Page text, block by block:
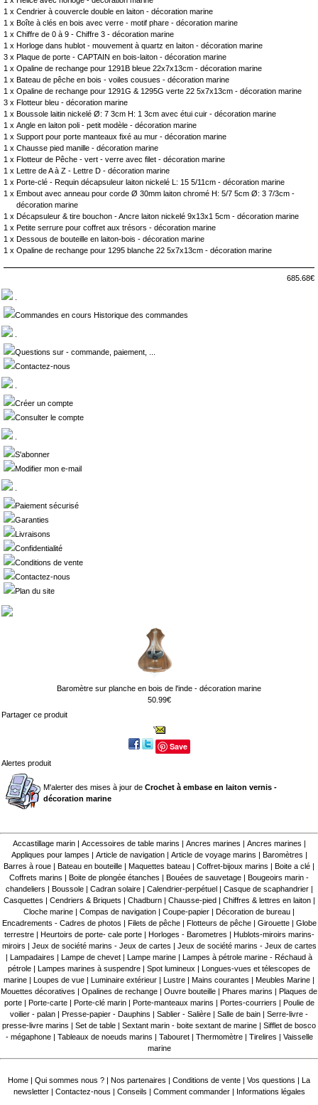
1 x Cendrier à couvercle double en laiton - décoration marine
1 x Boîte à clés en bois avec verre - motif phare - décoration marine
1 x Chiffre de 0 à 9 - Chiffre 3 - décoration marine
1 x Horloge dans hublot - mouvement à quartz en laiton - décoration marine
3 x Plaque de porte - CAPTAIN en bois-laiton - décoration marine
1 x Opaline de rechange pour 1291B bleue 22x7x13cm - décoration marine
1 x Bateau de pêche en bois - voiles cousues - décoration marine
1 x Opaline de rechange pour 1291G & 1295G verte 22 5x7x13cm - décoration marine
3 x Flotteur bleu - décoration marine
1 x Boussole laitin nickelé Ø: 7 3cm H: 1 3cm avec étui cuir - décoration marine
1 x Angle en laiton poli - petit modèle - décoration marine
1 x Support pour porte manteaux fixé au mur - décoration marine
1 x Chausse pied manille - décoration marine
1 x Flotteur de Pêche - vert - verre avec filet - décoration marine
1 x
Lettre de A à Z - Lettre D - décoration marine
1 x Porte-clé - Requin décapsuleur laiton nickelé L: 15 5/11cm - décoration marine
1 x Embout avec anneau pour corde Ø 30mm laiton chromé H: 5/7 5cm Ø: 3 7/3cm -
décoration marine
1 x Décapsuleur & tire bouchon - Ancre laiton nickelé 9x13x1 5cm - décoration marine
1 x Petite serrure pour coffret aux trésors - décoration marine
1 x Dessous de bouteille en laiton-bois - décoration marine
1 x Opaline de rechange pour 1295 blanche 22 5x7x13cm - décoration marine
685.68€
Commandes en cours Historique des commandes
Questions sur - commande, paiement, ...
Contactez-nous
Créer un compte
Consulter le compte
S'abonner
Modifier mon e-mail
Paiement sécurisé
Garanties
Livraisons
Confidentialité
Conditions de vente
Contactez-nous
Plan du site
Baromètre sur planche en bois de l'inde - décoration marine
50.99€
Partager ce produit
Save
Alertes produit
M'alerter des mises à jour de Crochet à embase en laiton vernis -
décoration marine
Accastillage marin| Accessoires de table marins Ancres marines Ancres marines
Appliques pour lampes
Article de navigation| Article de voyage marins Baromètres
Barres à roue
Bateau en bouteille Maquettes bateau Coffret-bijoux marins Boite a clé
Coffrets marins
Boite de plongée étanches Bouées de sauvetage
Bougeoirs marin -
chandeliers
Boussole| Cadran solaire| Calendrier-perpétuel Casque de scaphandrier|
Casquettes
Cendriers & Briquets Chadburn| Chausse-pied Chiffres & lettres en laiton|
Cloche marine
Compas de navigation Coupe-papier Décoration de bureau
Encadrements - Cadres de photos
Filets de pêche| Flotteurs de pêche| Girouette| Globe
terrestre| Heurtoirs de porte- cale porte| Horloges - Barometres
Hublots-miroirs marins-
miroirs
Jeux de société marins - Jeux de cartes
Jeux de société marins - Jeux de cartes
Lampadaires Lampe de chevet Lampe marine
Lampes à pétrole marine - Réchaud à
pétrole
Lampes marines à suspendre Spot lumineux
Longues-vues et télescopes de
marine
Loupes de vue Luminaire extérieur Lustre Mains courantes Meubles Marine
Mouettes décoratives
Opalines de rechange Ouvre bouteille Phares marins
Plaques de
porte| Porte-carte| Porte-clé marin Porte-manteaux marins Portes-courriers
Poulie de
voilier - palan
Presse-papier - Dauphins Sablier - Salière Salle de bain
Serre-livre -
presse-livre marins
Set de table Sextant marin - boite sextant de marine
Sifflet de bosco
- mégaphone| Tableaux de noeuds marins Tabouret| Thermomètre| Tirelires
Vaisselle
marine
Home Qui sommes nous ? Nos partenaires Conditions de vente Vos questions
La
newsletter
Contactez-nous Conseils Comment commander Informations légales